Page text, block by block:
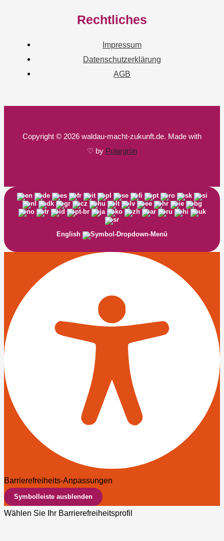
Rechtliches
Impressum
Datenschutzerklärung
AGB
Copyright © 2026 waldau-macht-zukunft.de. Made with
♡ by Polargrün
English
Barrierefreiheits-Anpassungen
Symbolleiste ausblenden
Wählen Sie Ihr Barrierefreiheitsprofil